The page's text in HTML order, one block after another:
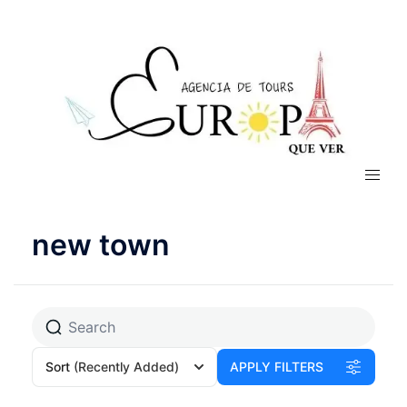
new town
Sort (Recently Added) APPLY FILTERS